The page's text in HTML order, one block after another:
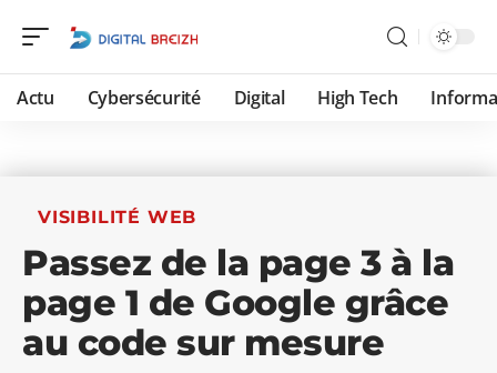
Actu Cybersécurité Digital High Tech
VISIBILITÉ WEB
Passez de la page 3 à la
page 1 de Google grâce
au code sur mesure